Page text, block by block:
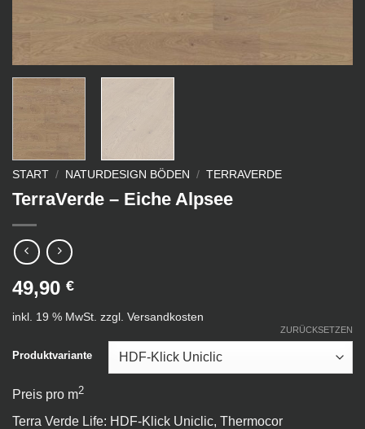
START / NATURDESIGN BÖDEN / TERRAVERDE
TerraVerde – Eiche Alpsee
49,90 €
inkl. 19 % MwSt. zzgl. Versandkosten
Produktvariante
ZURÜCKSETZEN
Preis pro m2
Terra Verde Life: HDF-Klick Uniclic, Thermocor